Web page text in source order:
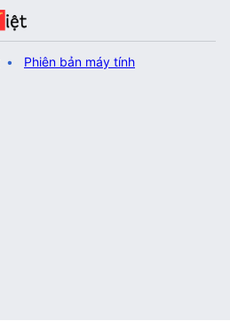
Phiên bản máy tính